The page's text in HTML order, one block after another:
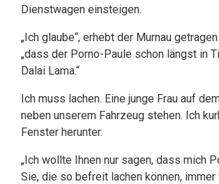
Dienstwagen einsteigen.
„Ich glaube“, erhebt der Murnau
„dass der Porno-Paule schon längst in
Dalai Lama.“
Ich muss lachen. Eine junge Frau auf
neben unserem Fahrzeug stehen. Ich
Fenster herunter.
„Ich wollte Ihnen nur sagen, dass mich
Sie, die so befreit lachen können,